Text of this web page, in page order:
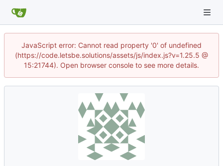
JavaScript error: Cannot read property '0' of undefined
(https://code.letsbe.solutions/assets/js/index.js?v=1.25.5 @
15:21744). Open browser console to see more details.